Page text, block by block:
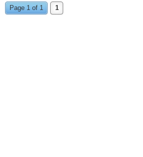
Page 1 of 1 1